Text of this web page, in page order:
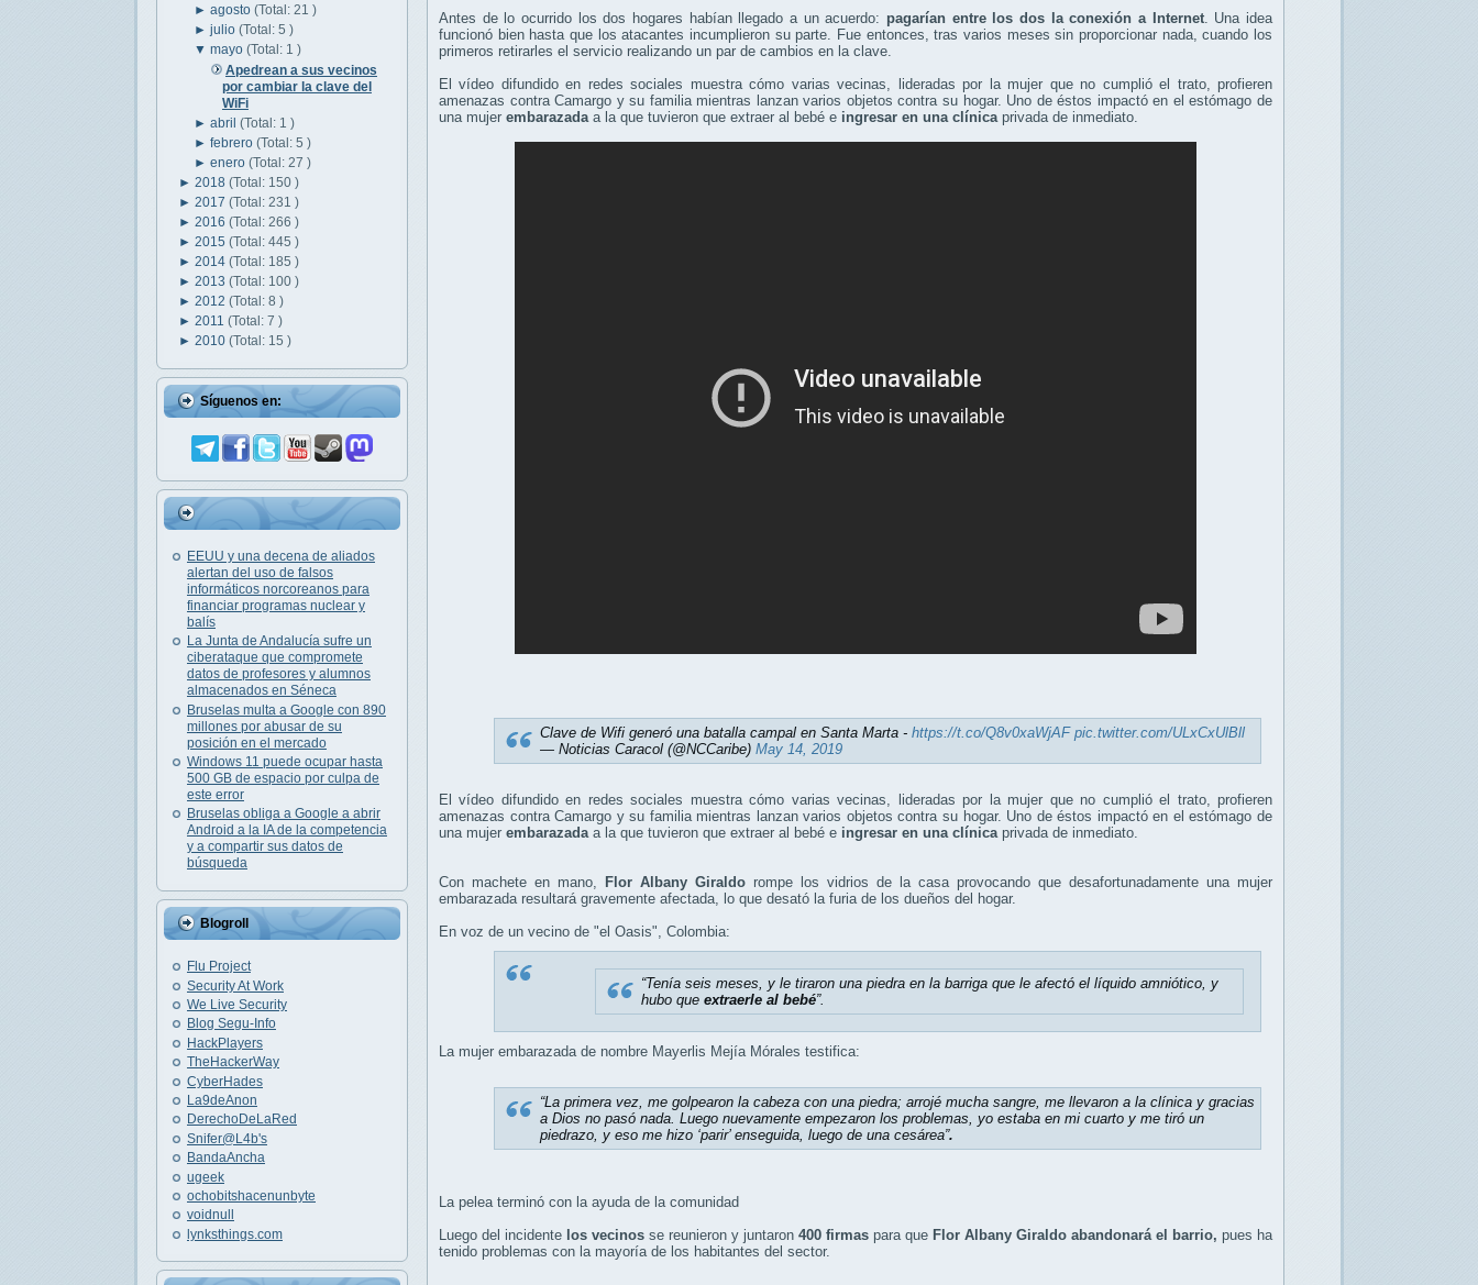
►agosto(Total: 21 )
►julio(Total: 5 )
▼mayo(Total: 1 )
Apedrean a sus vecinos
por cambiar la clave del
WiFi
►abril(Total: 1 )
►febrero(Total: 5 )
►enero(Total: 27 )
► 2018 (Total: 150 )
► 2017 (Total: 231 )
► 2016 (Total: 266 )
► 2015 (Total: 445 )
► 2014 (Total: 185 )
► 2013 (Total: 100 )
► 2012 (Total: 8 )
► 2011 (Total: 7 )
► 2010 (Total: 15 )
Síguenos en:
EEUU y una decena de aliados
alertan del uso de falsos
informáticos norcoreanos para
financiar programas nuclear y
balís
La Junta de Andalucía sufre un
ciberataque que compromete
datos de profesores y alumnos
almacenados en Séneca
Bruselas multa a Google con 890
millones por abusar de su
posición en el mercado
Windows 11 puede ocupar hasta
500 GB de espacio por culpa de
este error
Bruselas obliga a Google a abrir
Android a la IA de la competencia
y a compartir sus datos de
búsqueda
Blogroll
Flu Project
Security At Work
We Live Security
Blog Segu-Info
HackPlayers
TheHackerWay
CyberHades
La9deAnon
DerechoDeLaRed
Snifer@L4b's
BandaAncha
ugeek
ochobitshacenunbyte
voidnull
lynksthings.com
Antes de lo ocurrido los dos hogares habían llegado a un acuerdo: pagarían entre los dos la conexión a Internet. Una idea
funcionó bien hasta que los atacantes incumplieron su parte. Fue entonces, tras varios meses sin proporcionar nada, cuando los
primeros retirarles el servicio realizando un par de cambios en la clave.
El vídeo difundido en redes sociales muestra cómo varias vecinas, lideradas por la mujer que no cumplió el trato, profieren
amenazas contra Camargo y su familia mientras lanzan varios objetos contra su hogar. Uno de éstos impactó en el estómago de
una mujer embarazadaa la que tuvieron que extraer al bebé e ingresar en una clínicaprivada de inmediato.
Clave de Wifi generó una batalla campal en Santa Marta - https://t.co/Q8v0xaWjAF pic.twitter.com/ULxCxUlBll
— Noticias Caracol (@NCCaribe) May 14, 2019
El vídeo difundido en redes sociales muestra cómo varias vecinas, lideradas por la mujer que no cumplió el trato, profieren
amenazas contra Camargo y su familia mientras lanzan varios objetos contra su hogar. Uno de éstos impactó en el estómago de
una mujer embarazadaa la que tuvieron que extraer al bebé e ingresar en una clínicaprivada de inmediato.
Con machete en mano, Flor Albany Giraldo rompe los vidrios de la casa provocando que desafortunadamente una mujer
embarazada resultará gravemente afectada, lo que desató la furia de los dueños del hogar.
En voz de un vecino de "el Oasis", Colombia:
“Tenía seis meses, y le tiraron una piedra en la barriga que le afectó el líquido amniótico, y
hubo que extraerle al bebé”.
La mujer embarazada de nombre Mayerlis Mejía Mórales testifica:
“La primera vez, me golpearon la cabeza con una piedra; arrojé mucha sangre, me llevaron a la clínica y gracias
a Dios no pasó nada. Luego nuevamente empezaron los problemas, yo estaba en mi cuarto y me tiró un
piedrazo, y eso me hizo ‘parir’ enseguida, luego de una cesárea”.
La pelea terminó con la ayuda de la comunidad
Luego del incidente los vecinos se reunieron y juntaron 400 firmas para que Flor Albany Giraldo abandonará el barrio, pues ha
tenido problemas con la mayoría de los habitantes del sector.